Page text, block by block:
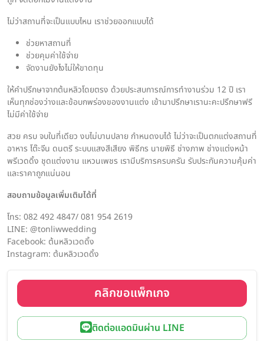
ไม่ว่าสถานที่จะเป็นแบบไหน เราช่วยออกแบบได้
ช่วยหาสถานที่
ช่วยคุมค่าใช้จ่าย
จัดงานยังไงไม่ให้ขาดทุน
ให้คำปรึกษาจากต้นหลิวโดยตรง ด้วยประสบการณ์การทำงานร่วม 12 ปี เรา
เห็นทุกช่องว่างและข้อบกพร่องของงานแต่ง เข้ามาปรึกษาเรานะคะปรึกษาฟรี
ไม่มีค่าใช้จ่าย
สวย ครบ จบในที่เดียว งบไม่บานปลาย กำหนดงบได้ ไม่ว่าจะเป็นตกแต่งสถานที่
อาหาร โต๊ะจีน ดนตรี ระบบแสงสีเสียง พิธีกร นายพิธี ช่างภาพ ช่างแต่งหน้า
พรีเวดดิ้ง ชุดแต่งงาน แหวนเพชร เรามีบริการครบครัน รับประกันความคุ้มค่า
และราคาถูกแน่นอน
สอบถามข้อมูลเพิ่มเติมได้ที่
โทร: 082 492 4847/ 081 954 2619
LINE: @tonliwwedding
Facebook: ต้นหลิวเวดดิ้ง
Instagram: ต้นหลิวเวดดิ้ง
คลิกขอแพ็กเกจ
ติดต่อแอดมินผ่าน LINE